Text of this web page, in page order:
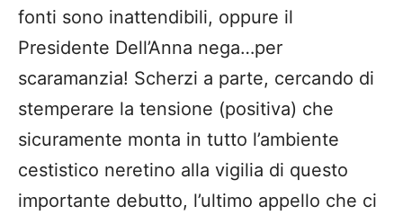
fonti sono inattendibili, oppure il
Presidente Dell’Anna nega…per
scaramanzia! Scherzi a parte, cercando di
stemperare la tensione (positiva) che
sicuramente monta in tutto l’ambiente
cestistico neretino alla vigilia di questo
importante debutto, l’ultimo appello che ci